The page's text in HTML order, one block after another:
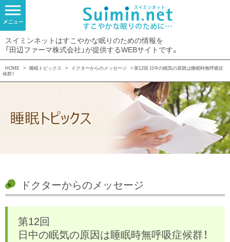
スイミンネットはすこやかな眠りのための情報を
「田辺ファーマ株式会社」が提供するWEBサイトです。
HOME > 睡眠トピックス > ドクターからのメッセージ
> 第12回 日中の眠気の原因は睡眠時無呼吸症
候群！
ドクターからのメッセージ
第12回
日中の眠気の原因は睡眠時無呼吸症候群！